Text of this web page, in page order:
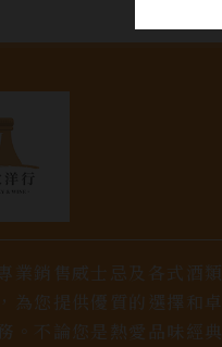
業銷售威士忌及各式酒類
為您提供優質的選擇和卓
。不論您是熱愛品味經典